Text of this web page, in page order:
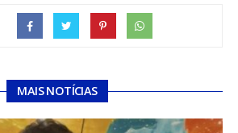
MAIS NOTÍCIAS